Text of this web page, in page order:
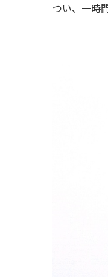
つい、一時